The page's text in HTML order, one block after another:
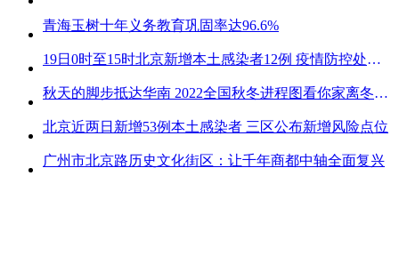
青海玉树十年义务教育巩固率达96.6%
19日0时至15时北京新增本土感染者12例 疫情防控处关键时刻
秋天的脚步抵达华南 2022全国秋冬进程图看你家离冬天有多远
北京近两日新增53例本土感染者 三区公布新增风险点位
广州市北京路历史文化街区：让千年商都中轴全面复兴